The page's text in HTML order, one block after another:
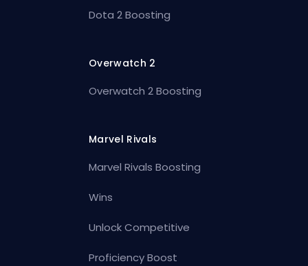
Dota 2 Boosting
Overwatch 2
Overwatch 2 Boosting
Marvel Rivals
Marvel Rivals Boosting
Wins
Unlock Competitive
Proficiency Boost